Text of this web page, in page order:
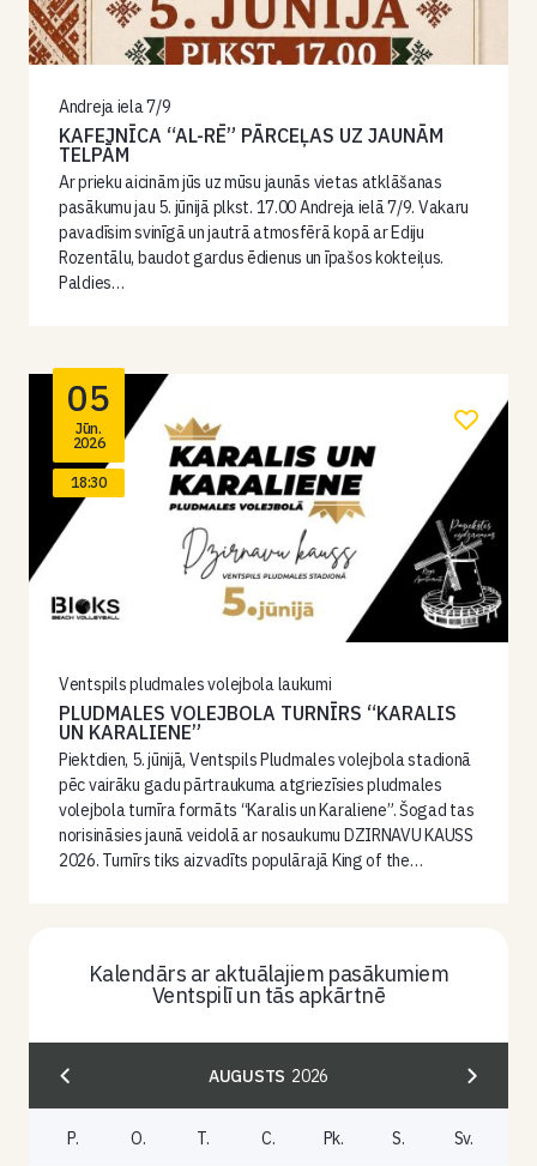
Andreja iela 7/9
KAFEJNĪCA “AL-RĒ” PĀRCEĻAS UZ JAUNĀM
TELPĀM
Ar prieku aicinām jūs uz mūsu jaunās vietas atklāšanas
pasākumu jau 5. jūnijā plkst. 17.00 Andreja ielā 7/9. Vakaru
pavadīsim svinīgā un jautrā atmosfērā kopā ar Ediju
Rozentālu, baudot gardus ēdienus un īpašos kokteiļus.
Paldies…
05
Jūn.
2026
18:30
Ventspils pludmales volejbola laukumi
PLUDMALES VOLEJBOLA TURNĪRS “KARALIS
UN KARALIENE”
Piektdien, 5. jūnijā, Ventspils Pludmales volejbola stadionā
pēc vairāku gadu pārtraukuma atgriezīsies pludmales
volejbola turnīra formāts “Karalis un Karaliene”. Šogad tas
norisināsies jaunā veidolā ar nosaukumu DZIRNAVU KAUSS
2026. Turnīrs tiks aizvadīts populārajā King of the…
Kalendārs ar aktuālajiem pasākumiem
Ventspilī un tās apkārtnē
AUGUSTS 2026
P. O. T. C. Pk. S. Sv.